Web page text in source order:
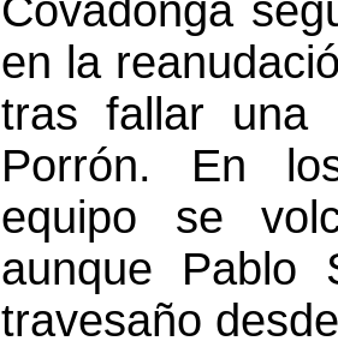
Covadonga
en la
tras fallar una
Porrón. En
equipo se
aunque Pablo
travesaño